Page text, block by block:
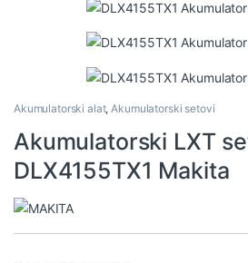
Akumulatorski alat, Akumulatorski setovi
Akumulatorski LXT
DLX4155TX1 Makita